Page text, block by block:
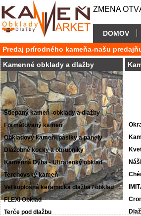
ZMENA
DOMOV
Predaj prírodného kameňa-našu
Kamenné obklady a dlažby
Štiepaný kameň -obklady a dlažby
Formátovaný kameň
Obkladový kameň- pásiky a panely
Dlažobné kocky a obrubníky
Kamenná Dýha - Ultratenký obklad
Terchovský kameň
Veľkoplošná keramická dlažba / obklad
FLEXI Obklad
Terče pod dlažbu